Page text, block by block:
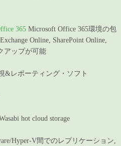
365 Microsoft Office 365環境の包
Online, SharePoint Online,
アップが可能
&レポーティング・ソフト
hot cloud storage
Hyper-V間でのレプリケーション,